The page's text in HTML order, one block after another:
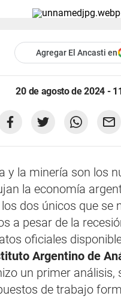
Agregar El Ancasti en
20 de agosto de 2024 -
y la minería son los
la economía
dos únicos que se
a pesar de la
oficiales
Argentino de
un primer análisis,
de trabajo